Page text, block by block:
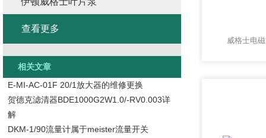
威格士电
查看更多
相关文章
E-MI-AC-01F 20/1放大器的维修更换
贺德克滤清器BDE1000G2W1.0/-RV0.003详
解
DKM-1/90流量计属于meister流量开关